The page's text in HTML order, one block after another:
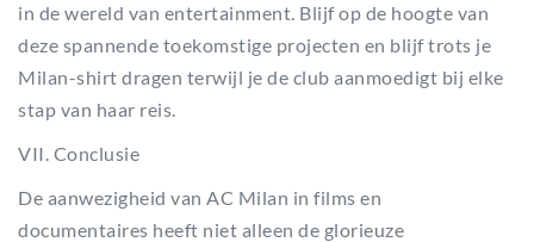
in de wereld van entertainment. Blijf op de hoogte van
deze spannende toekomstige projecten en blijf trots je
Milan-shirt dragen terwijl je de club aanmoedigt bij elke
stap van haar reis.
VII. Conclusie
De aanwezigheid van AC Milan in films en
documentaires heeft niet alleen de glorieuze